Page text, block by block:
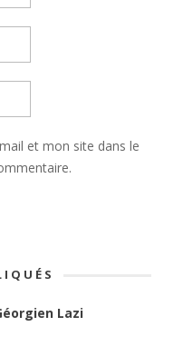
et mon site dans le
Lazi